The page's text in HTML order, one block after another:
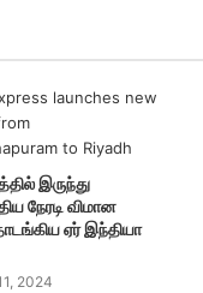
இருந்து
நேரடி விமான
ஏர் இந்தியா
2024